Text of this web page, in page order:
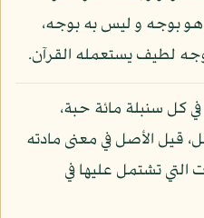
بوجه و ليس به بوجه،
لطيف يستعمله القرآن.
كل سنبلة مائة حبة،
قيل الأصل في معنى مادته
التي تشتمل عليها في